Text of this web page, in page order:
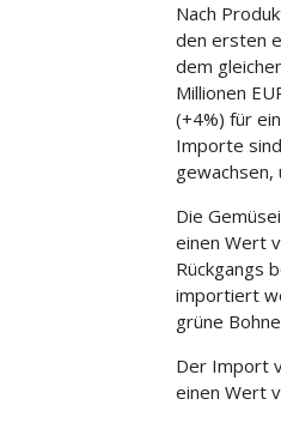
Nach
den ersten
dem
Millionen
(+4%) für
Importe
gewachsen,
Die
einen Wert
Rückgangs
importiert
grüne
Der Import
einen Wert